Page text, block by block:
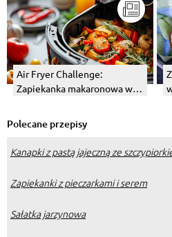
Air Fryer Challenge:
Zapiekanka makaronowa w
to działa!
Polecane przepisy
Kanapki z pastą jajeczną ze
Zapiekanki z pieczarkami i serem
Sałatka jarzynowa